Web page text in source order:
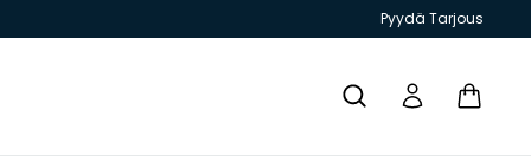
Pyydä Tarjous